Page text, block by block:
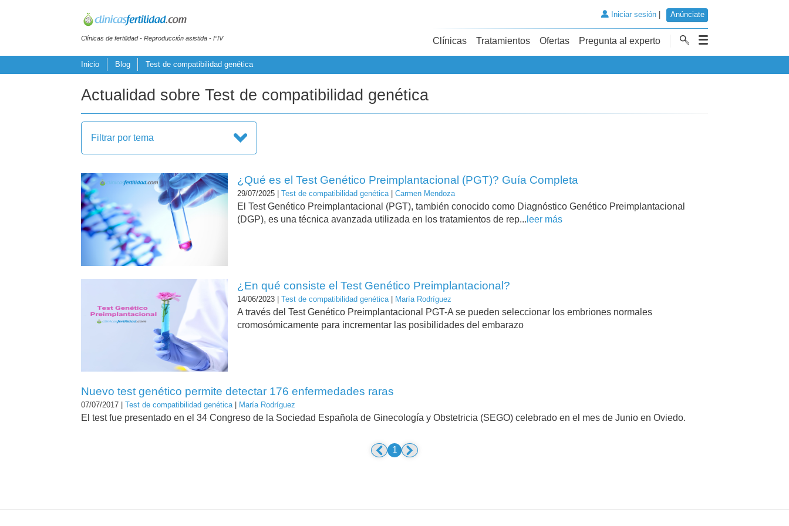
Clínicas de fertilidad - Reproducción asistida - FIV
Iniciar sesión| Anúnciate
Clínicas Tratamientos Ofertas Pregunta al experto
Inicio Blog Test de compatibilidad genética
Actualidad sobre Test de compatibilidad genética
Filtrar por tema
¿Qué es el Test Genético Preimplantacional (PGT)? Guía Completa
29/07/2025 | Test de compatibilidad genética| Carmen Mendoza
El Test Genético Preimplantacional (PGT), también conocido como Diagnóstico Genético Preimplantacional
(DGP), es una técnica avanzada utilizada en los tratamientos de rep... leer más
¿En qué consiste el Test Genético Preimplantacional?
14/06/2023 | Test de compatibilidad genética| María Rodríguez
A través del Test Genético Preimplantacional PGT-A se pueden seleccionar los embriones normales
cromosómicamente para incrementar las posibilidades del embarazo
Nuevo test genético permite detectar 176 enfermedades raras
07/07/2017 | Test de compatibilidad genética| María Rodríguez
El test fue presentado en el 34 Congreso de la Sociedad Española de Ginecología y Obstetricia (SEGO) celebrado en el mes de Junio en Oviedo.
1